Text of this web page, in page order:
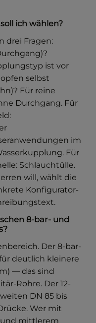
ich wählen?
drei Fragen:
ist vor
selbst
Für reine
Durchgang. Für
im
Für
Schlauchtülle.
will, wählt die
Konfigurator-
8-bar- und
Der 8-bar-
deutlich kleinere
— das sind
Rohre. Der 12-
DN 85 bis
Wer mit
mittlerem